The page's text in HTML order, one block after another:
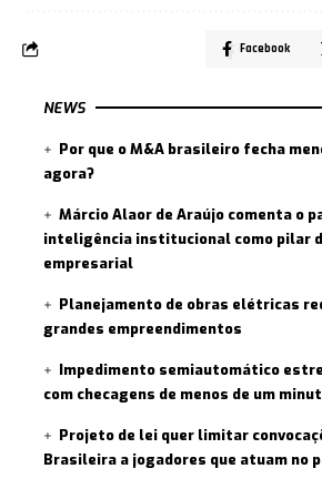
Facebook
NEWS
Por que o M&A brasileiro fecha
agora?
Márcio Alaor de Araújo comenta o
inteligência institucional como pilar
empresarial
Planejamento de obras elétricas
grandes empreendimentos
Impedimento semiautomático
com checagens de menos de um
Projeto de lei quer limitar
Brasileira a jogadores que atuam no